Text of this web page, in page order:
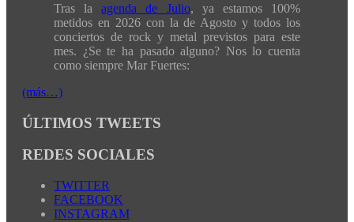
Tras laagenda de Julio, ya estamos 100%
metidos en 2026 con la de Agosto y todos los
conciertos de rock y metal previstos para este
mes. ¿Se te ha pasado alguno? Nos lo cuenta
como siempre Mar Fuertes:
(más…)
ÚLTIMOS TWEETS
REDES SOCIALES
TWITTER
FACEBOOK
INSTAGRAM